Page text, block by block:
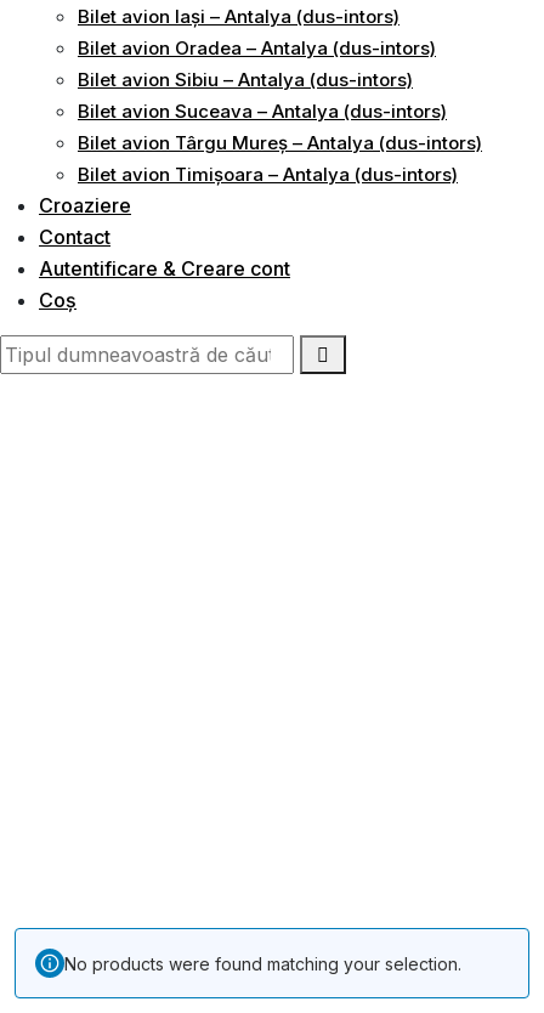
Bilet avion Iași – Antalya (dus-intors)
Bilet avion Oradea – Antalya (dus-intors)
Bilet avion Sibiu – Antalya (dus-intors)
Bilet avion Suceava – Antalya (dus-intors)
Bilet avion Târgu Mureș – Antalya (dus-intors)
Bilet avion Timișoara – Antalya (dus-intors)
Croaziere
Contact
Autentificare & Creare cont
Coș
No products were found matching your selection.